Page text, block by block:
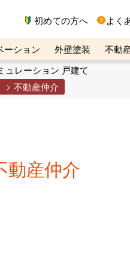
初めての方へ よく
ーション 外壁塗装
不動
産売却ご相談デスク
ュレーション 戸建て
不動産仲介
動産仲介